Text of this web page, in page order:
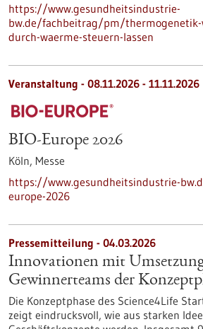
https://www.gesundheitsindustrie-
bw.de/fachbeitrag/pm/thermogenetik-
durch-waerme-steuern-lassen
Veranstaltung - 08.11.2026 - 11.11.2026
BIO-Europe 2026
Köln, Messe
https://www.gesundheitsindustrie-
europe-2026
Pressemitteilung - 04.03.2026
Innovationen mit
Gewinnerteams der
Die Konzeptphase des Science4Life
zeigt eindrucksvoll, wie aus starken